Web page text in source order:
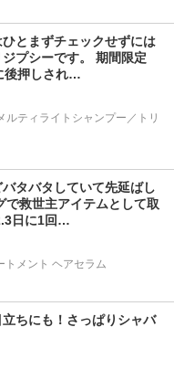
とまずチェックせずには
プシーです。 期間限定
後押しされ…
ルティライトシャンプー／トリ
タバタしていて先延ばし
救世主アイテムとして取
日に1回…
トメント ヘアセラム
ちにも！さっぱりシャバ